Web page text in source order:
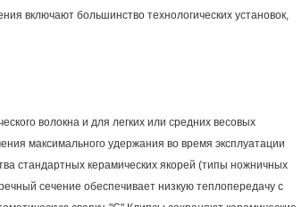
включают большинство технологических установок,
волокна и для легких или средних весовых
максимального удержания во время эксплуатации
стандартных керамических якорей (типы ножничных
сечение обеспечивает низкую теплопередачу с